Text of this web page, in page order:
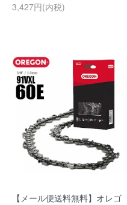
3,427円(内税)
【メール便送料無料】オレゴ